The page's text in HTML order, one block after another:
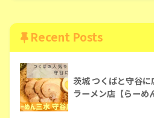
Recent Posts
茨城 つくばと守谷
ラーメン店【らーめ